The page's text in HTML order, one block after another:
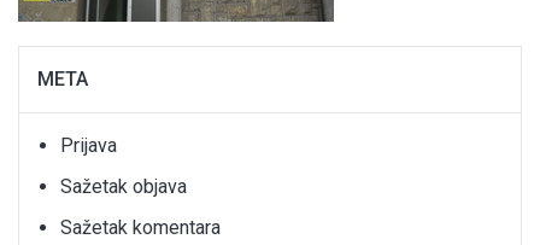
META
Prijava
Sažetak objava
Sažetak komentara